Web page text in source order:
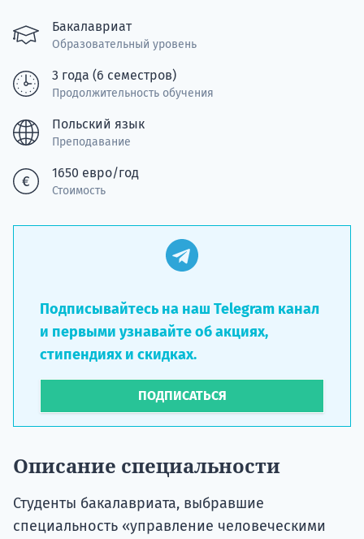
Бакалавриат
Образовательный уровень
3 года (6 семестров)
Продолжительность обучения
Польский язык
Преподавание
1650 евро/год
Стоимость
Подписывайтесь на наш Telegram канал
и первыми узнавайте об акциях,
стипендиях и скидках.
ПОДПИСАТЬСЯ
Описание специальности
Студенты бакалавриата, выбравшие
специальность «управление человеческими